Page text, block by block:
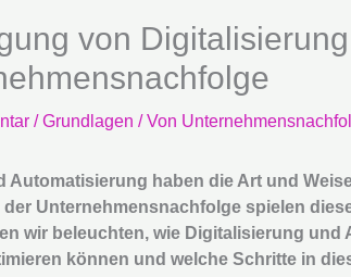
von
/Grundlagen / Von
Automatisierung haben die Art und
Unternehmensnachfolge spielen
wir beleuchten, wie Digitalisierung und
können und welche Schritte in